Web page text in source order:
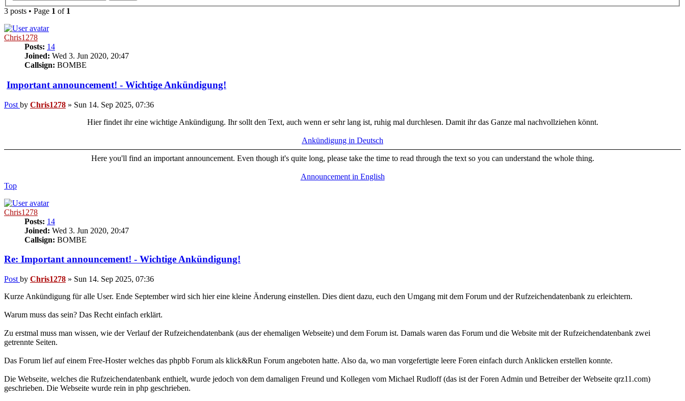
3 posts • Page 1 of 1
Chris1278
Posts: 14
Joined: Wed 3. Jun 2020, 20:47
Callsign: BOMBE
Important announcement! - Wichtige Ankündigung!
Post by Chris1278 » Sun 14. Sep 2025, 07:36
Hier findet ihr eine wichtige Ankündigung. Ihr sollt den Text, auch wenn er sehr lang ist, ruhig mal durchlesen. Damit ihr das Ganze mal nachvollziehen könnt.
Ankündigung in Deutsch
Here you'll find an important announcement. Even though it's quite long, please take the time to read through the text so you can understand the whole thing.
Announcement in English
Top
Chris1278
Posts: 14
Joined: Wed 3. Jun 2020, 20:47
Callsign: BOMBE
Re: Important announcement! - Wichtige Ankündigung!
Post by Chris1278 » Sun 14. Sep 2025, 07:36
Kurze Ankündigung für alle User. Ende September wird sich hier eine kleine Änderung einstellen. Dies dient dazu, euch den Umgang mit dem Forum und der Rufzeichendatenbank zu erleichtern.
Warum muss das sein? Das Recht einfach erklärt.
Zu erstmal muss man wissen, wie der Verlauf der Rufzeichendatenbank (aus der ehemaligen Webseite) und dem Forum ist. Damals waren das Forum und die Website mit der Rufzeichendatenbank zwei
getrennte Seiten.
Das Forum lief auf einem Free-Hoster welches das phpbb Forum als klick&Run Forum angeboten hatte. Also da, wo man vorgefertigte leere Foren einfach durch Anklicken erstellen konnte.
Die Webseite, welches die Rufzeichendatenbank enthielt, wurde jedoch von dem damaligen Freund und Kollegen vom Michael Rudloff (das ist der Foren Admin und Betreiber der Webseite qrz11.com)
geschrieben. Die Webseite wurde rein in php geschrieben.